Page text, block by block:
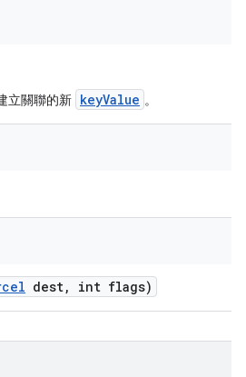
立關聯的新 keyValue 。
dest, int flags)